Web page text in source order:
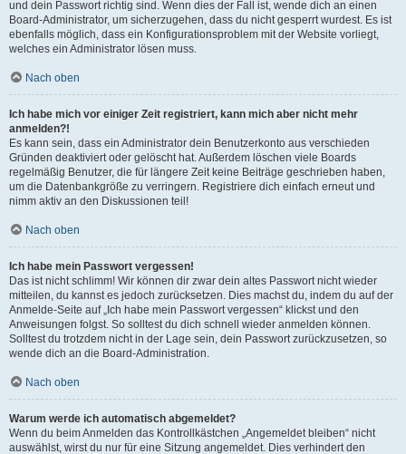
und dein Passwort richtig sind. Wenn dies der Fall ist, wende dich an einen
Board-Administrator, um sicherzugehen, dass du nicht gesperrt wurdest. Es ist
ebenfalls möglich, dass ein Konfigurationsproblem mit der Website vorliegt,
welches ein Administrator lösen muss.
Nach oben
Ich habe mich vor einiger Zeit registriert, kann mich aber nicht mehr
anmelden?!
Es kann sein, dass ein Administrator dein Benutzerkonto aus verschieden
Gründen deaktiviert oder gelöscht hat. Außerdem löschen viele Boards
regelmäßig Benutzer, die für längere Zeit keine Beiträge geschrieben haben,
um die Datenbankgröße zu verringern. Registriere dich einfach erneut und
nimm aktiv an den Diskussionen teil!
Nach oben
Ich habe mein Passwort vergessen!
Das ist nicht schlimm! Wir können dir zwar dein altes Passwort nicht wieder
mitteilen, du kannst es jedoch zurücksetzen. Dies machst du, indem du auf der
Anmelde-Seite auf „Ich habe mein Passwort vergessen“ klickst und den
Anweisungen folgst. So solltest du dich schnell wieder anmelden können.
Solltest du trotzdem nicht in der Lage sein, dein Passwort zurückzusetzen, so
wende dich an die Board-Administration.
Nach oben
Warum werde ich automatisch abgemeldet?
Wenn du beim Anmelden das Kontrollkästchen „Angemeldet bleiben“ nicht
auswählst, wirst du nur für eine Sitzung angemeldet. Dies verhindert den